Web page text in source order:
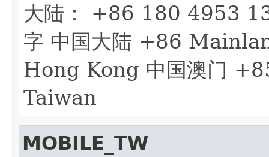
大陆： +86 180 4953
字 中国大陆 +86
Hong Kong 中国澳门
Taiwan
MOBILE_TW